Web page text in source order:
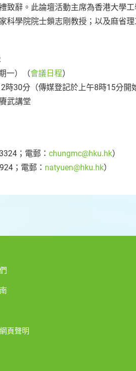
致辭。此論壇活動主席為香港大學
科學院院士鎖志剛教授；以及麻省
一）（會議日程）
時30分（傳媒登記於上午8時15分開
武講堂
；電郵： chungmc@hku.hk）
；電郵： natyuen@hku.hk）
頁聲明